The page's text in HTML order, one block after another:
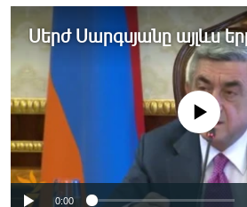
ՏԱՐԱԾԱՇՐՋԱՆ
ՄՇԱԿՈՒՅԹ
ՍՊՈՐՏ
ՄԵԿՆԱԲԱՆՈՒԹՅՈՒՆ
ՏՏ ԵՒ ԻՆՏԵՐՆԵՏ
No media source
0:00